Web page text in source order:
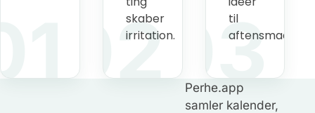
02
skaber
irritation.03
til
aftensmaden.
Perhe.app
samler kalender,